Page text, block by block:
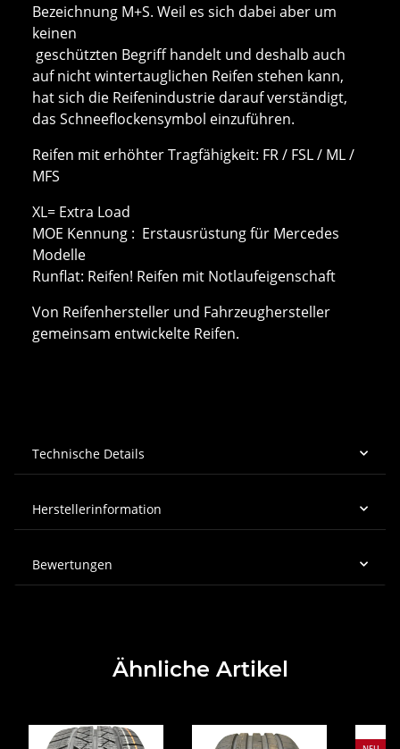
Bezeichnung M+S. Weil es sich dabei aber um
keinen
geschützten Begriff handelt und deshalb auch
auf nicht wintertauglichen Reifen stehen kann,
hat sich die Reifenindustrie darauf verständigt,
das Schneeflockensymbol einzuführen.
Reifen mit erhöhter Tragfähigkeit: FR / FSL / ML /
MFS
XL= Extra Load
MOE Kennung : Erstausrüstung für Mercedes
Modelle
Runflat: Reifen! Reifen mit Notlaufeigenschaft
Von Reifenhersteller und Fahrzeughersteller
gemeinsam entwickelte Reifen.
Technische Details
Herstellerinformation
Bewertungen
Ähnliche Artikel